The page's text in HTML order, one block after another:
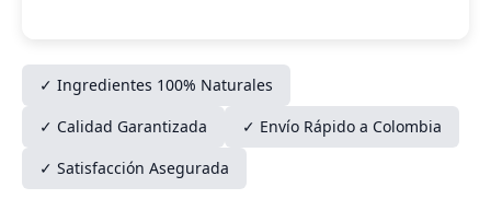
✓ Ingredientes 100% Naturales
✓ Calidad Garantizada
✓ Envío Rápido a Colombia
✓ Satisfacción Asegurada